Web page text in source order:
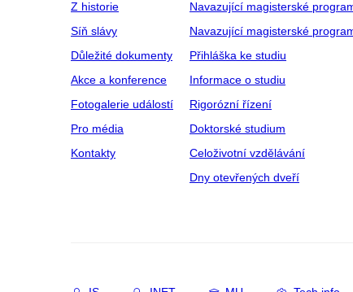
Z historie
Síň slávy
Důležité dokumenty
Akce a konference
Fotogalerie událostí
Pro média
Kontakty
Navazující magisterské
Navazující magisterské
Přihláška ke studiu
Informace o studiu
Rigorózní řízení
Doktorské studium
Celoživotní vzdělávání
Dny otevřených dveří